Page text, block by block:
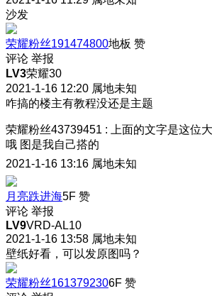
沙发
荣耀粉丝191474800地板 赞
评论 举报
LV3荣耀30
2021-1-16 12:20 属地未知
咋搞的楼主有教程没还是主题
荣耀粉丝43739451 :
上面的文字是这位
哦 图是我自己搭的
2021-1-16 13:16 属地未知
月亮跌进海5F 赞
评论 举报
LV9VRD-AL10
2021-1-16 13:58 属地未知
壁纸好看，可以发原图吗？
荣耀粉丝1613792306F 赞